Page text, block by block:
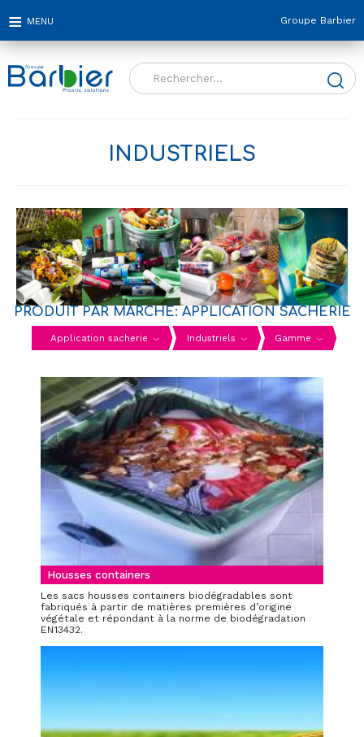
Groupe Barbier
Rechercher :
INDUSTRIELS
PRODUIT PAR MARCHÉ: APPLICATION SACHERIE
Application sacherie Industriels Gamme
Housses containers
Les sacs housses containers biodégradables sont
fabriqués à partir de matières premières d’origine
végétale et répondant à la norme de biodégradation
EN13432.